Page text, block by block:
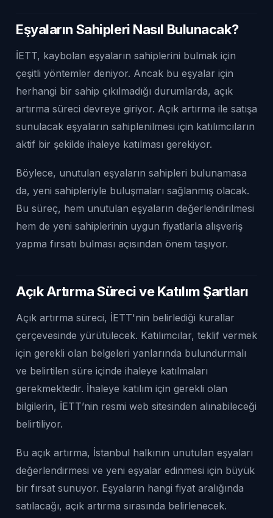
Eşyaların Sahipleri Nasıl Bulunacak?
İETT, kaybolan eşyaların sahiplerini bulmak için
çeşitli yöntemler deniyor. Ancak bu eşyalar için
herhangi bir sahip çıkılmadığı durumlarda, açık
artırma süreci devreye giriyor. Açık artırma ile satışa
sunulacak eşyaların sahiplenilmesi için katılımcıların
aktif bir şekilde ihaleye katılması gerekiyor.
Böylece, unutulan eşyaların sahipleri bulunamasa
da, yeni sahipleriyle buluşmaları sağlanmış olacak.
Bu süreç, hem unutulan eşyaların değerlendirilmesi
hem de yeni sahiplerinin uygun fiyatlarla alışveriş
yapma fırsatı bulması açısından önem taşıyor.
Açık Artırma Süreci ve Katılım Şartları
Açık artırma süreci, İETT'nin belirlediği kurallar
çerçevesinde yürütülecek. Katılımcılar, teklif vermek
için gerekli olan belgeleri yanlarında bulundurmalı
ve belirtilen süre içinde ihaleye katılmaları
gerekmektedir. İhaleye katılım için gerekli olan
bilgilerin, İETT’nin resmi web sitesinden alınabileceği
belirtiliyor.
Bu açık artırma, İstanbul halkının unutulan eşyaları
değerlendirmesi ve yeni eşyalar edinmesi için büyük
bir fırsat sunuyor. Eşyaların hangi fiyat aralığında
satılacağı, açık artırma sırasında belirlenecek.